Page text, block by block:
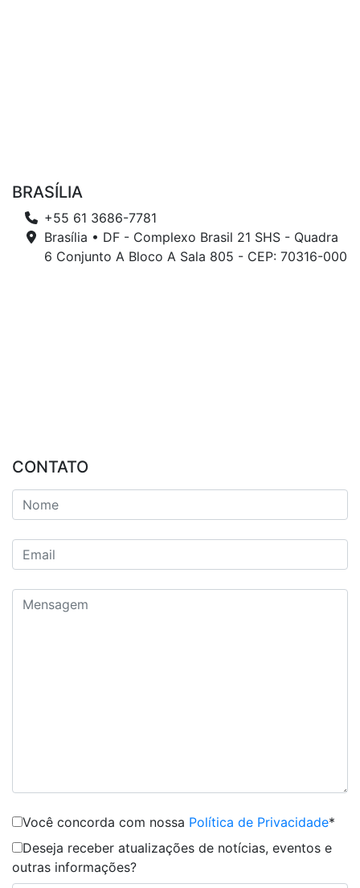
BRASÍLIA
+55 61 3686-7781
Brasília • DF - Complexo Brasil 21 SHS - Quadra
6 Conjunto A Bloco A Sala 805 - CEP: 70316-000
CONTATO
Você concorda com nossa Política de Privacidade*
Deseja receber atualizações de notícias, eventos e
outras informações?